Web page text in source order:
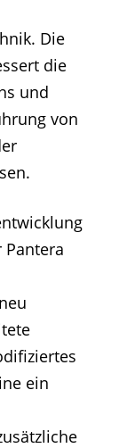
Die
die
und
von
ein